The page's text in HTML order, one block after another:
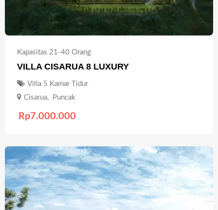
Kapasitas 21-40 Orang
VILLA CISARUA 8 LUXURY
Villa 5 Kamar Tidur
Cisarua, Puncak
Rp7.000.000